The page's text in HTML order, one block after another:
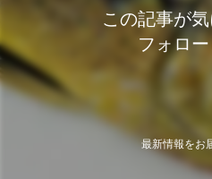
この記事が
フォロー
最新情報をお